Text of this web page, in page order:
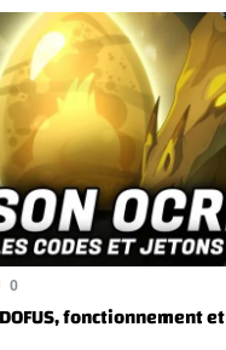
0
fonctionnement et